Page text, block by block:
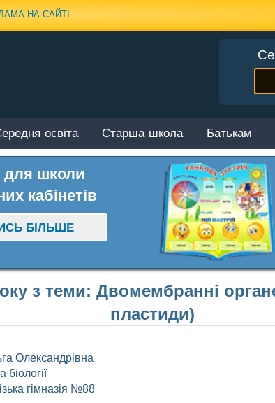
НА САЙТІ
освіта Старша школа Батькам
для школи
кабінетів
БІЛЬШЕ
з теми: Двомембранні
пластиди)
Олександрівна
біології
гімназія №88